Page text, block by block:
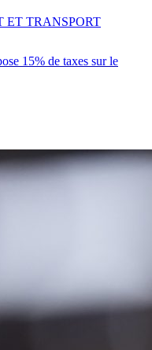
15% de taxes sur le
ET TRANSPORT